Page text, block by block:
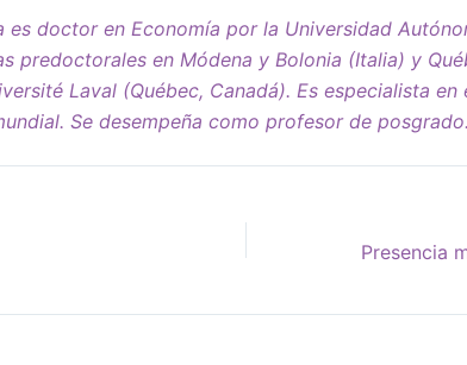
es doctor en Economía por la Universidad
predoctorales en Módena y Bolonia (Italia) y
Laval (Québec, Canadá). Es especialista en
Se desempeña como profesor de